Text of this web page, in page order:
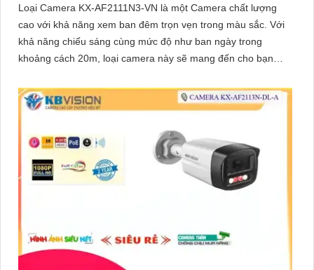
Loại Camera KX-AF2111N3-VN là một Camera chất lượng
cao với khả năng xem ban đêm trọn vẹn trong màu sắc. Với
khả năng chiếu sáng cùng mức độ như ban ngày trong
khoảng cách 20m, loại camera này sẽ mang đến cho bạn